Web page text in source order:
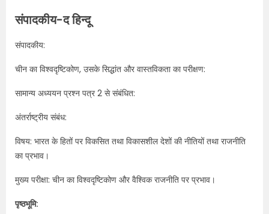
संपादकीय-द हिन्दू
संपादकीय:
चीन का विश्वदृष्टिकोण, उसके सिद्धांत और वास्तविकता का परीक्षण:
सामान्य अध्ययन प्रश्न पत्र 2 से संबंधित:
अंतर्राष्ट्रीय संबंध:
विषय: भारत के हितों पर विकसित तथा विकासशील देशों की नीतियों तथा राजनीति
का प्रभाव।
मुख्य परीक्षा: चीन का विश्वदृष्टिकोण और वैश्विक राजनीति पर प्रभाव।
पृष्ठभूमि: